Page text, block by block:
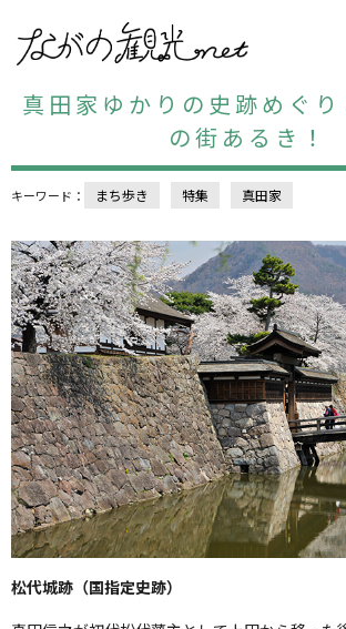
真田家ゆかりの史跡めぐ
の街あるき！
キーワード： まち歩き 特集 真田家
松代城跡（国指定史跡）